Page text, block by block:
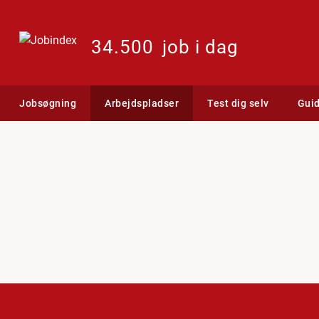
34.500 job i dag
Jobsøgning Arbejdspladser Test dig selv